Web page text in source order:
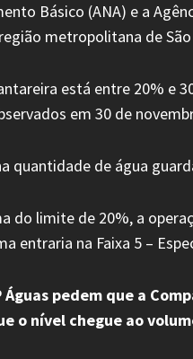
Básico (ANA) e a
metropolitana de
está entre 20% e
em 30 de
quantidade de água
do limite de 20%, a
entraria na Faixa 5 –
Águas pedem que a
o nível chegue ao